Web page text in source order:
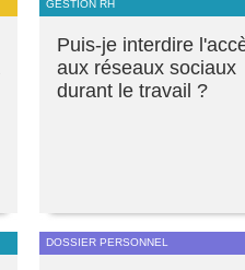
GESTION RH
Puis-je interdire
aux réseaux sociaux
durant le travail ?
DOSSIER PERSONNEL